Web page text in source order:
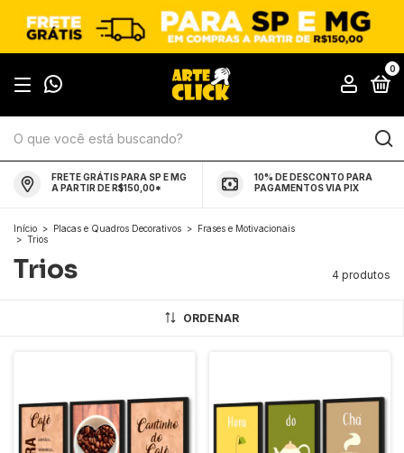
0
FRETE GRÁTIS PARA SP E MG
A PARTIR DE R$150,00*
10% DE DESCONTO PARA
PAGAMENTOS VIA PIX
Início > Placas e Quadros Decorativos > Frases e Motivacionais
> Trios
Trios 4 produtos
ORDENAR